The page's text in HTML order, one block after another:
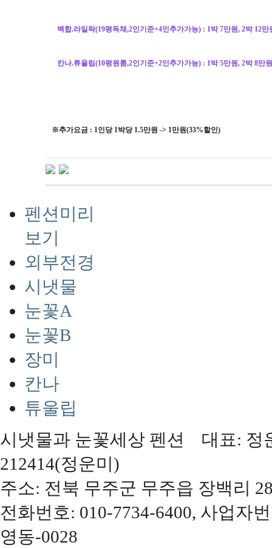
백합.라일락(19평독채,2인기준+4인추가가능) : 1박 7만원, 2박 12만
칸나.튜울립(10평원룸,2인기준+2인추가가능) : 1박 5만원, 2박 8만원
※추가요금 : 1인당 1박당 1.5만원 -> 1만원(33%할인)
펜션미리
보기
외부전경
시냇물
눈꽃A
눈꽃B
장미
칸나
튜울립
시냇물과 눈꽃세상 펜션 대표: 정
212414(정운미)
주소: 전북 무주군 무주읍 장백리
전화번호: 010-7734-6400, 사업자
영동-0028